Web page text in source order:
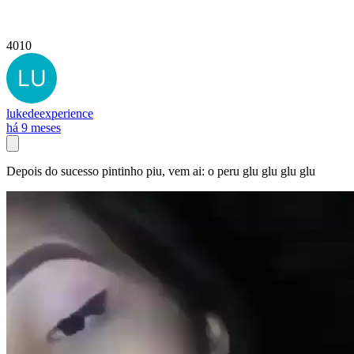
4010
lukedeexperience
há 9 meses
Depois do sucesso pintinho piu, vem ai: o peru glu glu glu glu